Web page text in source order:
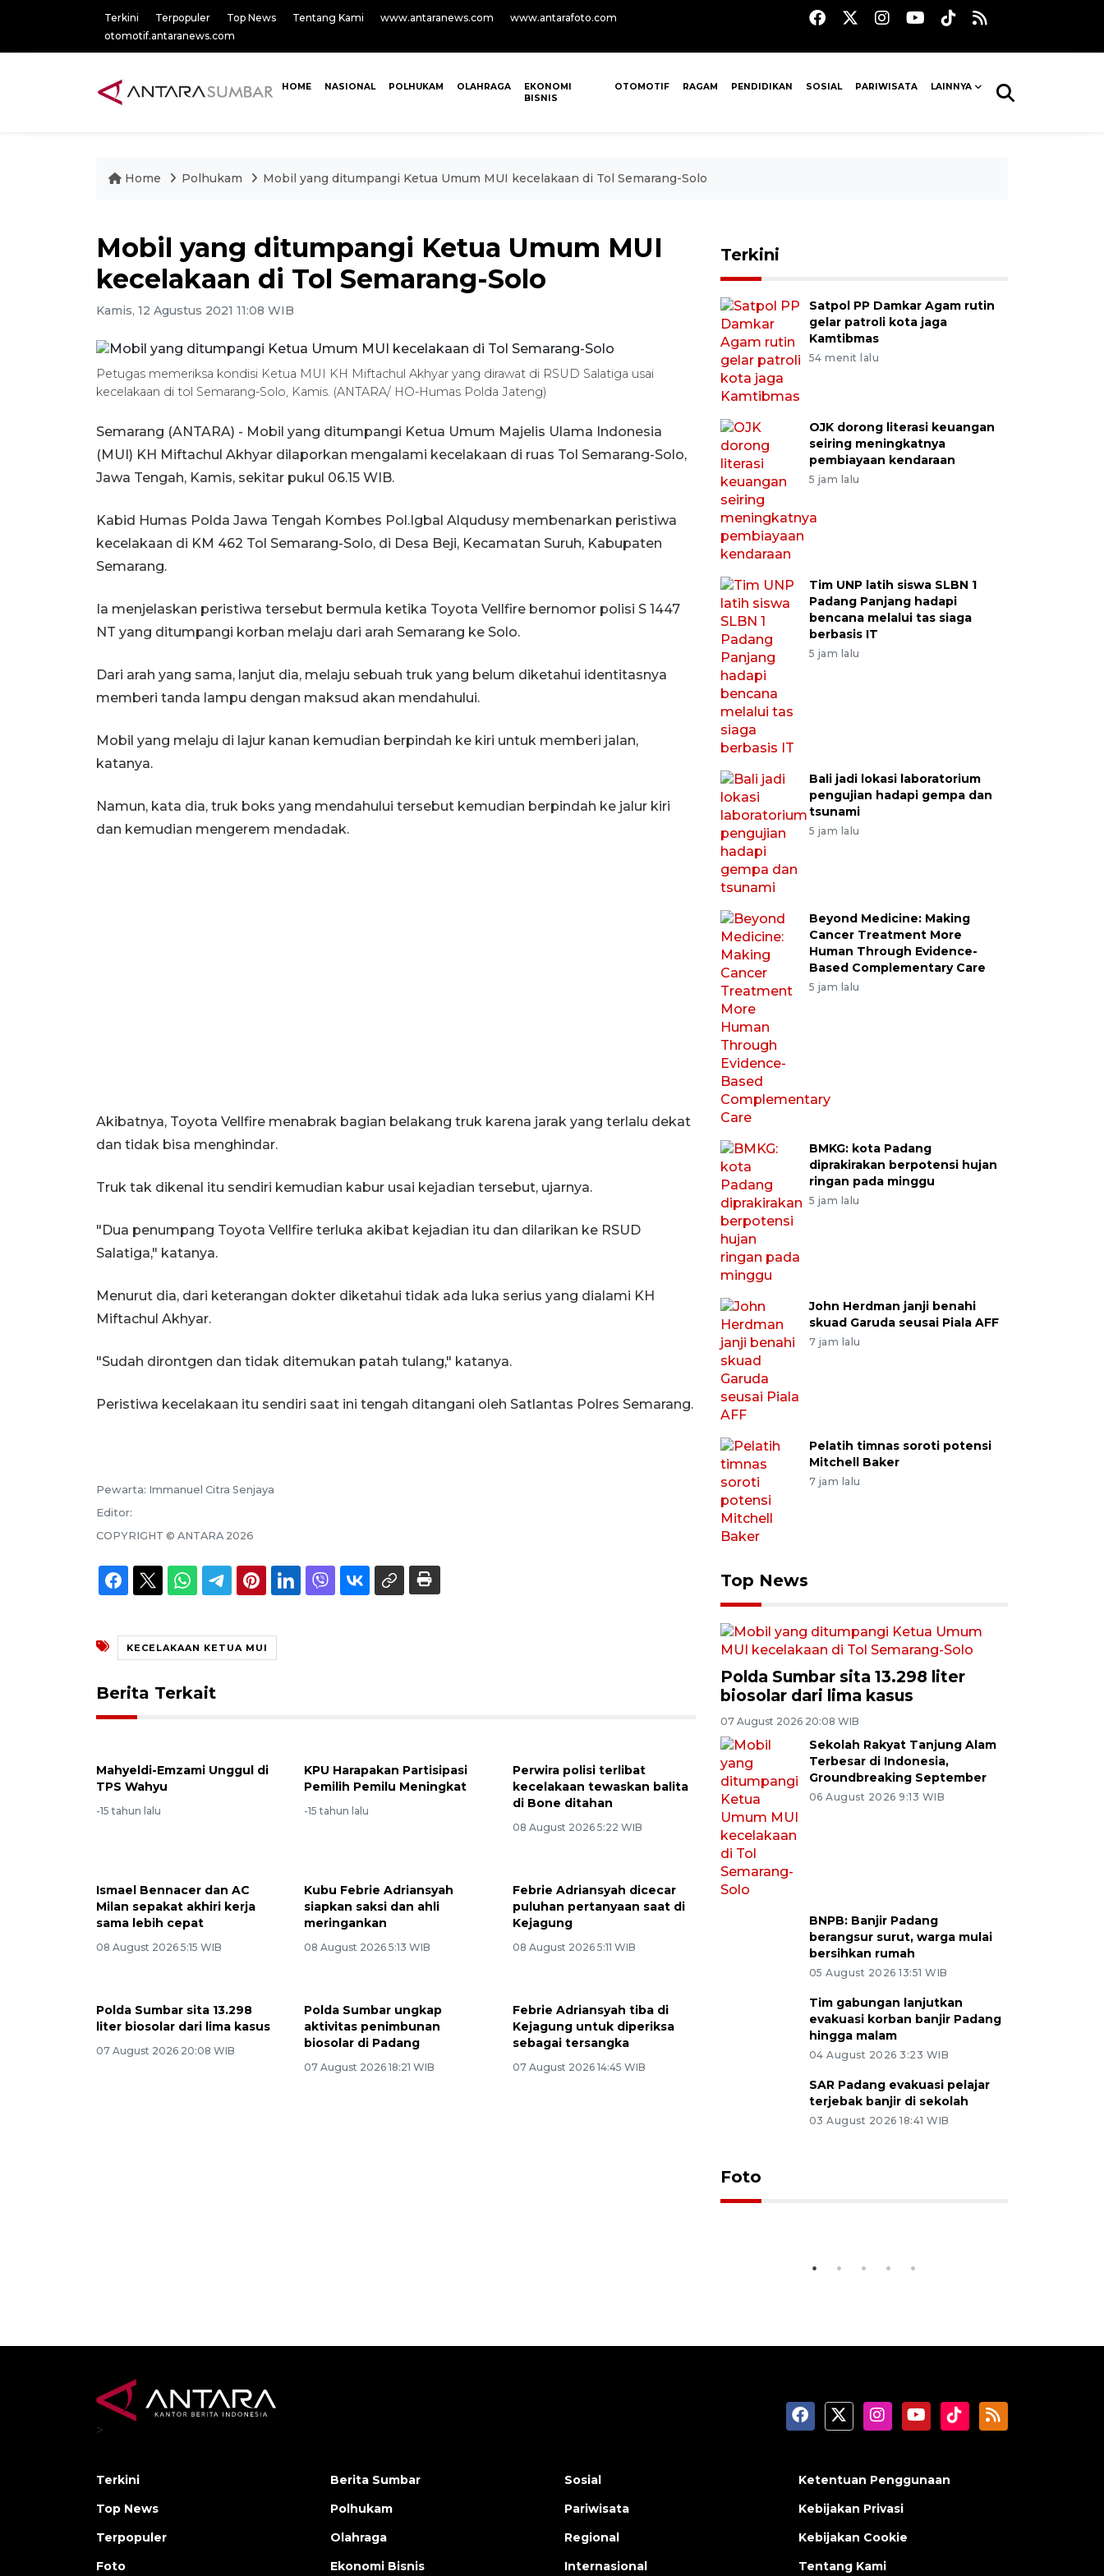
Terkini Terpopuler Top News Tentang Kami www.antaranews.com
www.antarafoto.com
otomotif.antaranews.com
HOME NASIONAL POLHUKAM OLAHRAGA
EKONOMI
BISNIS
OTOMOTIF RAGAM PENDIDIKAN SOSIAL PARIWISATA LAINNYA
Home Polhukam Mobil yang ditumpangi Ketua Umum MUI kecelakaan di Tol Semarang-Solo
Mobil yang ditumpangi Ketua Umum MUI
kecelakaan di Tol Semarang-Solo
Kamis, 12 Agustus 2021 11:08 WIB
Petugas memeriksa kondisi Ketua MUI KH Miftachul Akhyar yang dirawat di RSUD Salatiga usai
kecelakaan di tol Semarang-Solo, Kamis. (ANTARA/ HO-Humas Polda Jateng)
Semarang (ANTARA) - Mobil yang ditumpangi Ketua Umum Majelis Ulama Indonesia
(MUI) KH Miftachul Akhyar dilaporkan mengalami kecelakaan di ruas Tol Semarang-Solo,
Jawa Tengah, Kamis, sekitar pukul 06.15 WIB.
Kabid Humas Polda Jawa Tengah Kombes Pol.Igbal Alqudusy membenarkan peristiwa
kecelakaan di KM 462 Tol Semarang-Solo, di Desa Beji, Kecamatan Suruh, Kabupaten
Semarang.
Ia menjelaskan peristiwa tersebut bermula ketika Toyota Vellfire bernomor polisi S 1447
NT yang ditumpangi korban melaju dari arah Semarang ke Solo.
Dari arah yang sama, lanjut dia, melaju sebuah truk yang belum diketahui identitasnya
memberi tanda lampu dengan maksud akan mendahului.
Mobil yang melaju di lajur kanan kemudian berpindah ke kiri untuk memberi jalan,
katanya.
Namun, kata dia, truk boks yang mendahului tersebut kemudian berpindah ke jalur kiri
dan kemudian mengerem mendadak.
Akibatnya, Toyota Vellfire menabrak bagian belakang truk karena jarak yang terlalu dekat
dan tidak bisa menghindar.
Truk tak dikenal itu sendiri kemudian kabur usai kejadian tersebut, ujarnya.
"Dua penumpang Toyota Vellfire terluka akibat kejadian itu dan dilarikan ke RSUD
Salatiga," katanya.
Menurut dia, dari keterangan dokter diketahui tidak ada luka serius yang dialami KH
Miftachul Akhyar.
"Sudah dirontgen dan tidak ditemukan patah tulang," katanya.
Peristiwa kecelakaan itu sendiri saat ini tengah ditangani oleh Satlantas Polres Semarang.
Pewarta: Immanuel Citra Senjaya
Editor:
COPYRIGHT © ANTARA 2026
KECELAKAAN KETUA MUI
Berita Terkait
Mahyeldi-Emzami Unggul di
TPS Wahyu
-15 tahun lalu
KPU Harapakan Partisipasi
Pemilih Pemilu Meningkat
-15 tahun lalu
Perwira polisi terlibat
kecelakaan tewaskan balita
di Bone ditahan
08 August 2026 5:22 WIB
Ismael Bennacer dan AC
Milan sepakat akhiri kerja
sama lebih cepat
08 August 2026 5:15 WIB
Kubu Febrie Adriansyah
siapkan saksi dan ahli
meringankan
08 August 2026 5:13 WIB
Febrie Adriansyah dicecar
puluhan pertanyaan saat di
Kejagung
08 August 2026 5:11 WIB
Polda Sumbar sita 13.298
liter biosolar dari lima kasus
07 August 2026 20:08 WIB
Polda Sumbar ungkap
aktivitas penimbunan
biosolar di Padang
07 August 2026 18:21 WIB
Febrie Adriansyah tiba di
Kejagung untuk diperiksa
sebagai tersangka
07 August 2026 14:45 WIB
Terkini
Satpol PP Damkar Agam rutin
gelar patroli kota jaga
Kamtibmas
54 menit lalu
OJK dorong literasi keuangan
seiring meningkatnya
pembiayaan kendaraan
5 jam lalu
Tim UNP latih siswa SLBN 1
Padang Panjang hadapi
bencana melalui tas siaga
berbasis IT
5 jam lalu
Bali jadi lokasi laboratorium
pengujian hadapi gempa dan
tsunami
5 jam lalu
Beyond Medicine: Making
Cancer Treatment More
Human Through Evidence-
Based Complementary Care
5 jam lalu
BMKG: kota Padang
diprakirakan berpotensi hujan
ringan pada minggu
5 jam lalu
John Herdman janji benahi
skuad Garuda seusai Piala AFF
7 jam lalu
Pelatih timnas soroti potensi
Mitchell Baker
7 jam lalu
Top News
Polda Sumbar sita 13.298 liter
biosolar dari lima kasus
07 August 2026 20:08 WIB
Sekolah Rakyat Tanjung Alam
Terbesar di Indonesia,
Groundbreaking September
06 August 2026 9:13 WIB
BNPB: Banjir Padang
berangsur surut, warga mulai
bersihkan rumah
05 August 2026 13:51 WIB
Tim gabungan lanjutkan
evakuasi korban banjir Padang
hingga malam
04 August 2026 3:23 WIB
SAR Padang evakuasi pelajar
terjebak banjir di sekolah
03 August 2026 18:41 WIB
Foto
Kendari di Padang
08 August 2026 10:21 WIB
>
Terkini
Top News
Terpopuler
Foto
Berita Sumbar
Polhukam
Olahraga
Ekonomi Bisnis
Sosial
Pariwisata
Regional
Internasional
Ketentuan Penggunaan
Kebijakan Privasi
Kebijakan Cookie
Tentang Kami